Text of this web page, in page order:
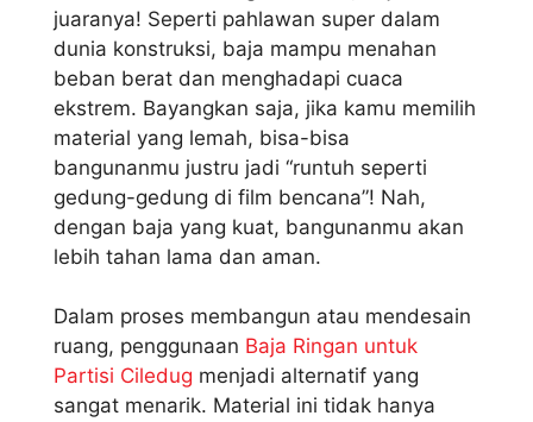
juaranya! Seperti pahlawan super dalam
dunia konstruksi, baja mampu menahan
beban berat dan menghadapi cuaca
ekstrem. Bayangkan saja, jika kamu memilih
material yang lemah, bisa-bisa
bangunanmu justru jadi “runtuh seperti
gedung-gedung di film bencana”! Nah,
dengan baja yang kuat, bangunanmu akan
lebih tahan lama dan aman.
Dalam proses membangun atau mendesain
ruang, penggunaan Baja Ringan untuk
Partisi Ciledug menjadi alternatif yang
sangat menarik. Material ini tidak hanya